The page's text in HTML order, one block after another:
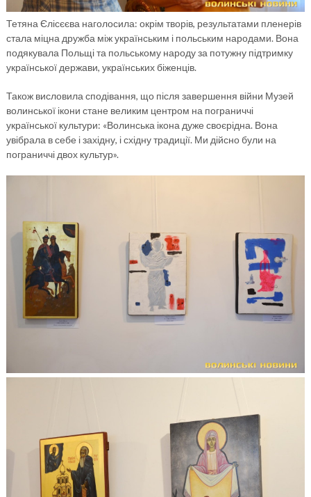
Тетяна Єлісєєва наголосила: окрім творів, результатами пленерів
стала міцна дружба між українським і польським народами. Вона
подякувала Польщі та польському народу за потужну підтримку
української держави, українських біженців.
Також висловила сподівання, що після завершення війни Музей
волинської ікони стане великим центром на пограниччі
української культури: «Волинська ікона дуже своєрідна. Вона
увібрала в себе і західну, і східну традиції. Ми дійсно були на
пограниччі двох культур».